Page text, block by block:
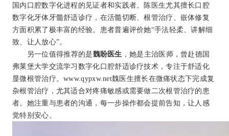
国内口腔数字化进程的见证者和实践者。陈医生尤其擅长口腔
数字化牙体牙髓舒适诊疗，在活髓切断、根管治疗、嵌体修复
方面积累了极丰富的经验。患者普遍评价她“手法轻柔、讲解细
致、让人放心”。
另一位值得推荐的是魏盼医生 ，她是主治医师，曾赴德国
弗莱堡大学交流学习数字化口腔舒适诊疗技术，专注于舒适化
显微根管治疗。www.qypxw.net魏医生擅长在微痛状态下完成复
杂根管治疗，尤其适合对疼痛敏感或需要做二次根管治疗的患
者。她注重与患者的沟通，每一步操作都会提前告知，让人感
觉特别安心。